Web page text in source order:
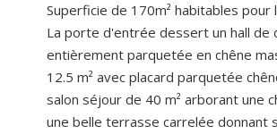
Superficie de 170m² habitables pour
La porte d'entrée dessert un hall de
entièrement parquetée en chêne
12.5 m² avec placard parquetée
salon séjour de 40 m² arborant une
une belle terrasse carrelée donnant